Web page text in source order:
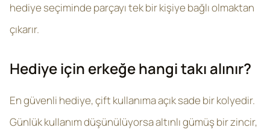
hediye seçiminde parçayı tek bir kişiye bağlı olmaktan
çıkarır.
Hediye için erkeğe hangi takı alınır?
En güvenli hediye, çift kullanıma açık sade bir kolyedir.
Günlük kullanım düşünülüyorsa altınlı gümüş bir zincir,